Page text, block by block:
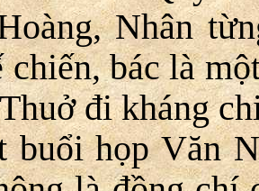
Nhân
chiến, bác là
đi kháng
buổi họp Văn